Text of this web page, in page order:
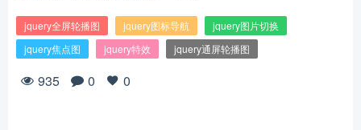
jquery全屏轮播图 jquery图标导航
jquery图片切换
jquery焦点图
jquery特效 jquery通屏轮播图
935 0 0